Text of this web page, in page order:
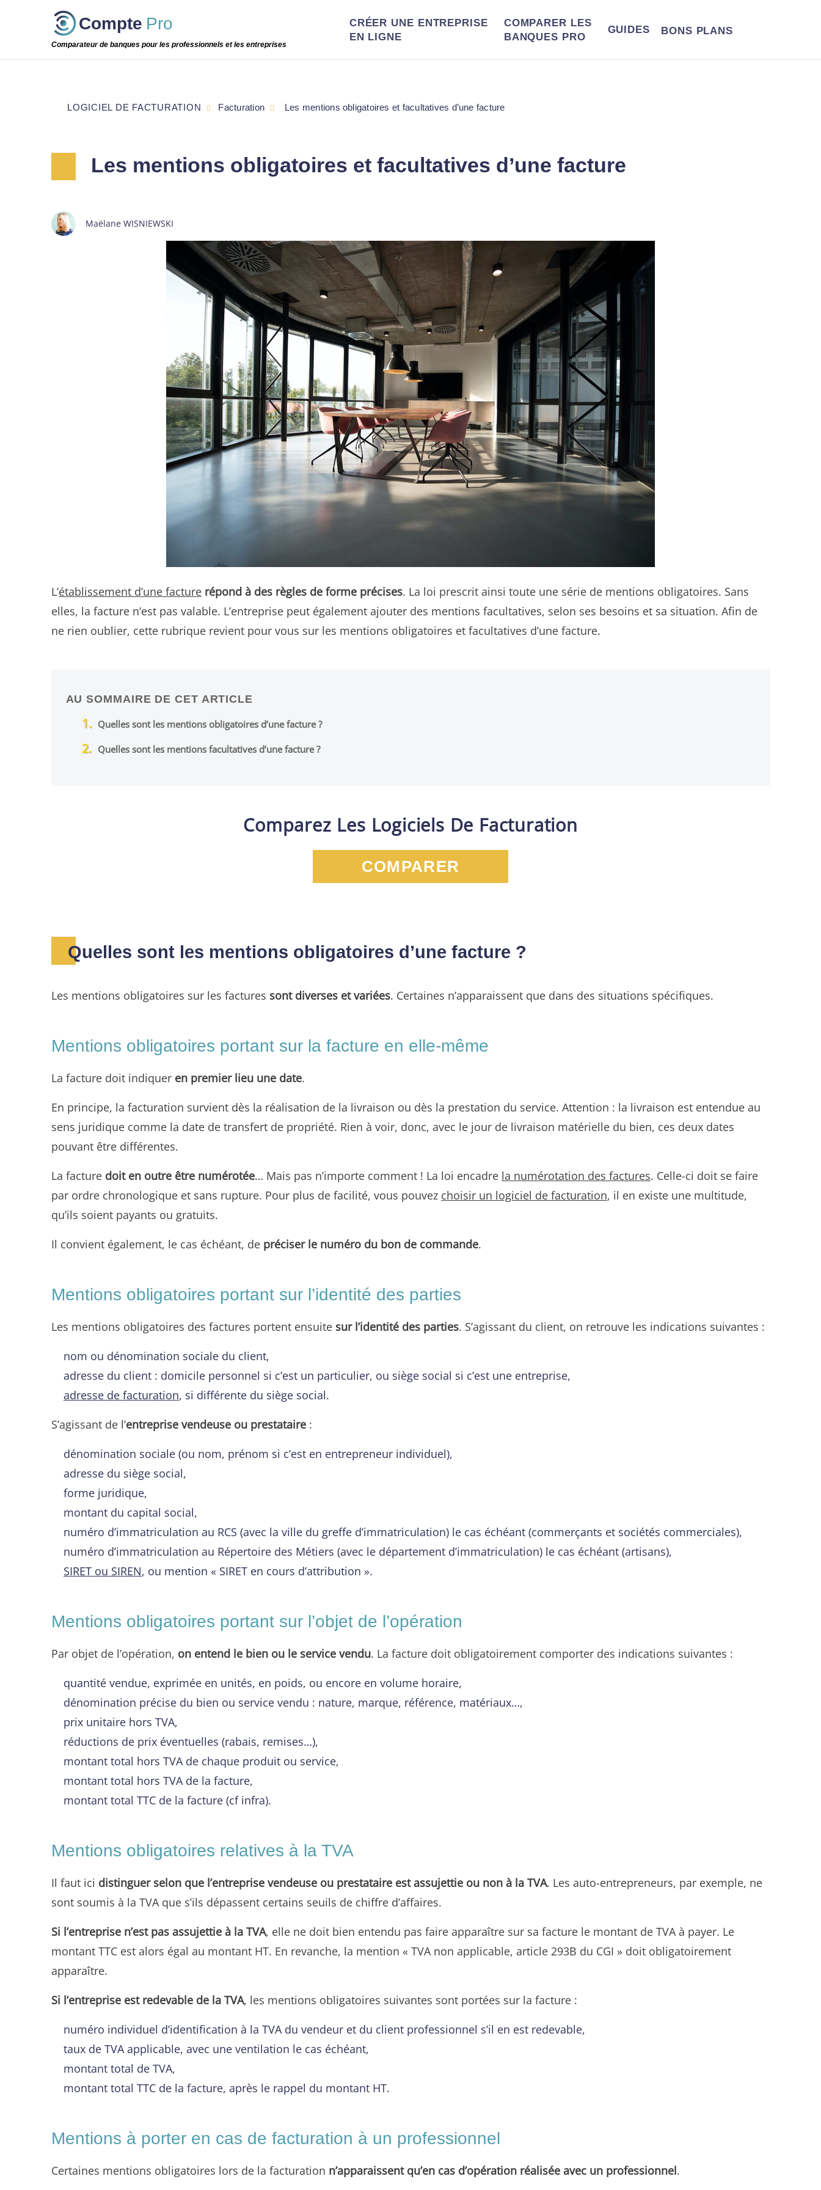
Compte Pro
Comparateur de banques pour les professionnels et les entreprises
CRÉER UNE ENTREPRISE
EN LIGNE
COMPARER LES
BANQUES PRO
GUIDES BONS PLANS
Les mentions obligatoires et facultatives d’une facture
Maëlane WISNIEWSKI
L’établissement d’une facture répond à des règles de forme précises. La loi prescrit ainsi toute une série de mentions obligatoires. Sans
elles, la facture n’est pas valable. L’entreprise peut également ajouter des mentions facultatives, selon ses besoins et sa situation. Afin de
ne rien oublier, cette rubrique revient pour vous sur les mentions obligatoires et facultatives d’une facture.
AU SOMMAIRE DE CET ARTICLE
Quelles sont les mentions obligatoires d’une facture ?
Quelles sont les mentions facultatives d’une facture ?
Comparez Les Logiciels De Facturation
COMPARER
Quelles sont les mentions obligatoires d’une facture ?
Les mentions obligatoires sur les factures sont diverses et variées. Certaines n’apparaissent que dans des situations spécifiques.
Mentions obligatoires portant sur la facture en elle-même
La facture doit indiquer en premier lieu une date.
En principe, la facturation survient dès la réalisation de la livraison ou dès la prestation du service. Attention : la livraison est entendue au
sens juridique comme la date de transfert de propriété. Rien à voir, donc, avec le jour de livraison matérielle du bien, ces deux dates
pouvant être différentes.
La facture doit en outre être numérotée… Mais pas n’importe comment ! La loi encadre la numérotation des factures. Celle-ci doit se faire
par ordre chronologique et sans rupture. Pour plus de facilité, vous pouvez choisir un logiciel de facturation, il en existe une multitude,
qu’ils soient payants ou gratuits.
Il convient également, le cas échéant, de préciser le numéro du bon de commande.
Mentions obligatoires portant sur l’identité des parties
Les mentions obligatoires des factures portent ensuite sur l’identité des parties. S’agissant du client, on retrouve les indications suivantes :
nom ou dénomination sociale du client,
adresse du client : domicile personnel si c’est un particulier, ou siège social si c’est une entreprise,
adresse de facturation, si différente du siège social.
S’agissant de l’entreprise vendeuse ou prestataire :
dénomination sociale (ou nom, prénom si c’est en entrepreneur individuel),
adresse du siège social,
forme juridique,
montant du capital social,
numéro d’immatriculation au RCS (avec la ville du greffe d’immatriculation) le cas échéant (commerçants et sociétés commerciales),
numéro d’immatriculation au Répertoire des Métiers (avec le département d’immatriculation) le cas échéant (artisans),
SIRET ou SIREN, ou mention « SIRET en cours d’attribution ».
Mentions obligatoires portant sur l’objet de l’opération
Par objet de l’opération, on entend le bien ou le service vendu. La facture doit obligatoirement comporter des indications suivantes :
quantité vendue, exprimée en unités, en poids, ou encore en volume horaire,
dénomination précise du bien ou service vendu : nature, marque, référence, matériaux…,
prix unitaire hors TVA,
réductions de prix éventuelles (rabais, remises…),
montant total hors TVA de chaque produit ou service,
montant total hors TVA de la facture,
montant total TTC de la facture (cf infra).
Mentions obligatoires relatives à la TVA
Il faut ici distinguer selon que l’entreprise vendeuse ou prestataire est assujettie ou non à la TVA. Les auto-entrepreneurs, par exemple, ne
sont soumis à la TVA que s’ils dépassent certains seuils de chiffre d’affaires.
Si l’entreprise n’est pas assujettie à la TVA, elle ne doit bien entendu pas faire apparaître sur sa facture le montant de TVA à payer. Le
montant TTC est alors égal au montant HT. En revanche, la mention « TVA non applicable, article 293B du CGI » doit obligatoirement
apparaître.
Si l’entreprise est redevable de la TVA, les mentions obligatoires suivantes sont portées sur la facture :
numéro individuel d’identification à la TVA du vendeur et du client professionnel s’il en est redevable,
taux de TVA applicable, avec une ventilation le cas échéant,
montant total de TVA,
montant total TTC de la facture, après le rappel du montant HT.
Mentions à porter en cas de facturation à un professionnel
Certaines mentions obligatoires lors de la facturation n’apparaissent qu’en cas d’opération réalisée avec un professionnel.
LOGICIEL DE FACTURATION Facturation Les mentions obligatoires et facultatives d’une facture